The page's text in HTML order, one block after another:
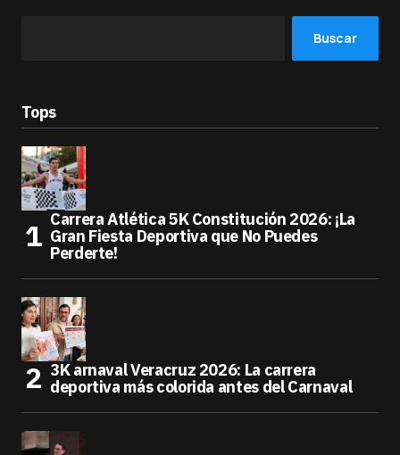
Buscar
Tops
Carrera Atlética 5K Constitución 2026: ¡La
Gran Fiesta Deportiva que No Puedes
Perderte!
3K arnaval Veracruz 2026: La carrera
deportiva más colorida antes del Carnaval